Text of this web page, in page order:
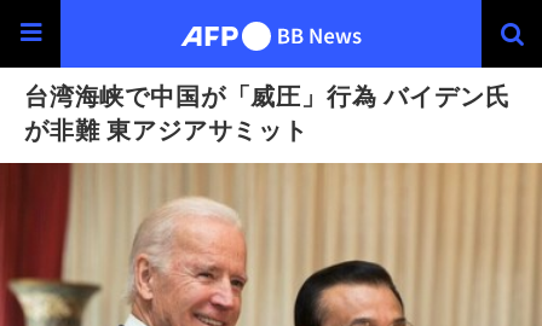
台湾海峡で中国が「威圧」行為 バイデン氏
が非難 東アジアサミット